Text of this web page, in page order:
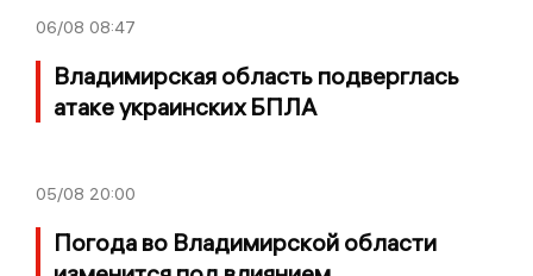
06/08 08:47
Владимирская область подверглась
атаке украинских БПЛА
05/08 20:00
Погода во Владимирской области